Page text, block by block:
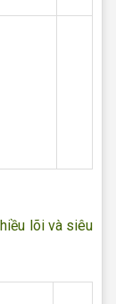
lõi và siêu